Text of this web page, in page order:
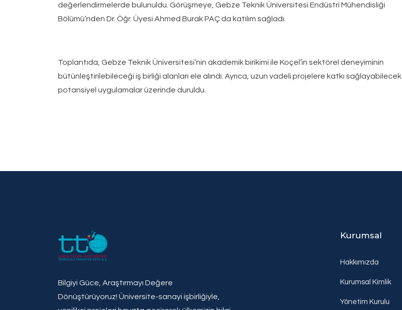
değerlendirmelerde bulunuldu. Görüşmeye, Gebze Teknik Üniversitesi Endüstri Mühendisliği
Bölümü’nden Dr. Öğr. Üyesi Ahmed Burak PAÇ da katılım sağladı.
Toplantıda, Gebze Teknik Üniversitesi’nin akademik birikimi ile Koçel’in sektörel deneyiminin
bütünleştirilebileceği iş birliği alanları ele alındı. Ayrıca, uzun vadeli projelere katkı sağlayabilecek
potansiyel uygulamalar üzerinde duruldu.
Bilgiyi Güce, Araştırmayı Değere
Dönüştürüyoruz! Üniversite-sanayi işbirliğiyle,
Kurumsal
Hakkımızda
Kurumsal Kimlik
Yönetim Kurulu